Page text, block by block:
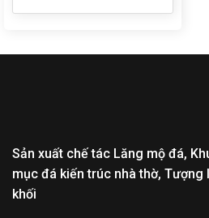
Sản xuất chế tác Lăng mộ đá,
mục đá kiến trúc nhà thờ, Tượng
khối